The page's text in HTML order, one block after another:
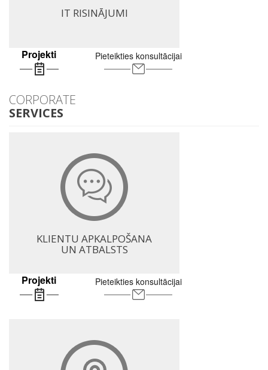
IT RISINĀJUMI
Projekti Pieteikties konsultācijai
CORPORATE
SERVICES
KLIENTU APKALPOŠANA
UN ATBALSTS
Projekti Pieteikties konsultācijai